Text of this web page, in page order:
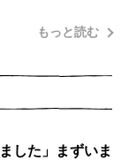
もっと読む
した」まずいま